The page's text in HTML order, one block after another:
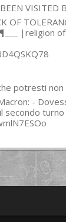
VISITED
OF
|religion
potresti
-
secondo turno